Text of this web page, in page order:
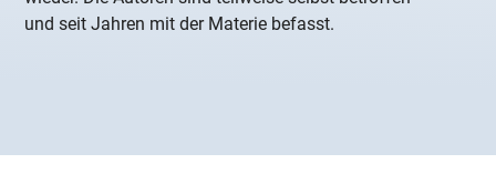
und seit Jahren mit der Materie befasst.